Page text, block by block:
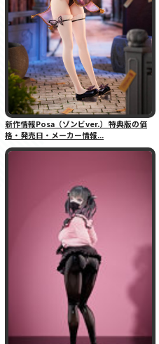
新作情報Posa（ゾンビver.） 特典版の価
格・発売日・メーカー情報...